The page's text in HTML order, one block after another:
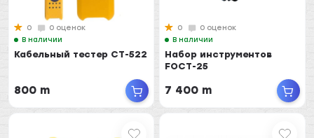
0
0 оценок
В наличии
Кабельный тестер CT-522
800 m
0
0 оценок
В наличии
Набор инструментов
FOCT-25
7 400 m